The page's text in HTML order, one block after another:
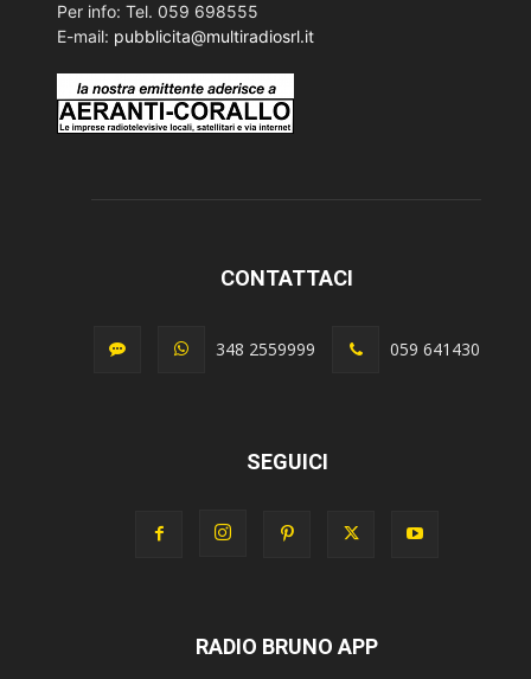
Per info: Tel. 059 698555
E-mail: pubblicita@multiradiosrl.it
CONTATTACI
348 2559999 059 641430
SEGUICI
RADIO BRUNO APP